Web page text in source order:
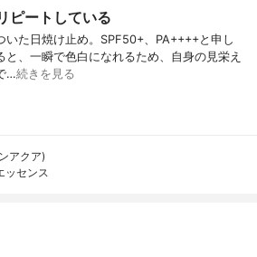
ピートしている
いた日焼け止め。SPF50+、PA++++と申し
、一瞬で色白になれるため、自身の見栄え
…続きを見る
アクア)
ッセンス